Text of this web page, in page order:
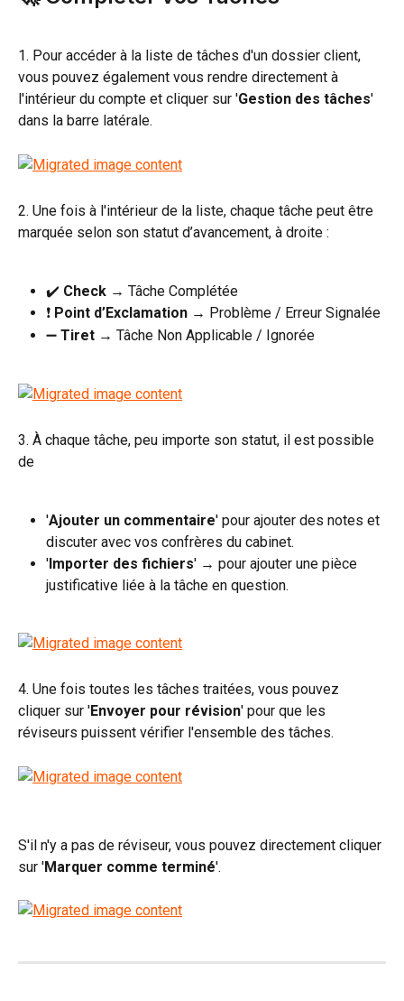
1. Pour accéder à la liste de tâches d'un dossier client,
vous pouvez également vous rendre directement à
l'intérieur du compte et cliquer sur 'Gestion des tâches'
dans la barre latérale.
2. Une fois à l'intérieur de la liste, chaque tâche peut être
marquée selon son statut d’avancement, à droite :
✔️ Check → Tâche Complétée
❗ Point d’Exclamation → Problème / Erreur Signalée
➖ Tiret → Tâche Non Applicable / Ignorée
3. À chaque tâche, peu importe son statut, il est possible
de
'Ajouter un commentaire' pour ajouter des notes et
discuter avec vos confrères du cabinet.
'Importer des fichiers' → pour ajouter une pièce
justificative liée à la tâche en question.
4. Une fois toutes les tâches traitées, vous pouvez
cliquer sur 'Envoyer pour révision' pour que les
réviseurs puissent vérifier l'ensemble des tâches.
S'il n'y a pas de réviseur, vous pouvez directement cliquer
sur 'Marquer comme terminé'.